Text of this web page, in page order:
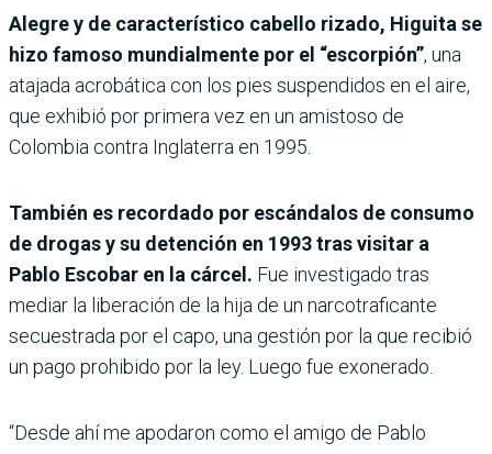
Alegre y de característico cabello rizado, Higuita se
hizo famoso mundialmente por el “escorpión”, una
atajada acrobática con los pies suspendidos en el aire,
que exhibió por primera vez en un amistoso de
Colombia contra Inglaterra en 1995.
También es recordado por escándalos de consumo
de drogas y su detención en 1993 tras visitar a
Pablo Escobar en la cárcel. Fue investigado tras
mediar la liberación de la hija de un narcotraficante
secuestrada por el capo, una gestión por la que recibió
un pago prohibido por la ley. Luego fue exonerado.
“Desde ahí me apodaron como el amigo de Pablo